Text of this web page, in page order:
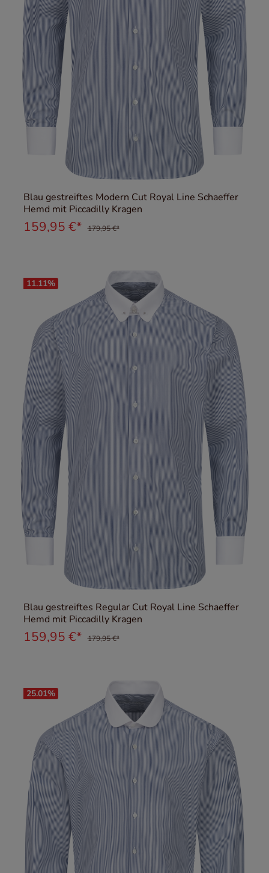
Blau gestreiftes Modern Cut Royal Line Schaeffer
Hemd mit Piccadilly Kragen
159,95 €* 179,95 €*
11.11%
Blau gestreiftes Regular Cut Royal Line Schaeffer
Hemd mit Piccadilly Kragen
159,95 €* 179,95 €*
25.01%